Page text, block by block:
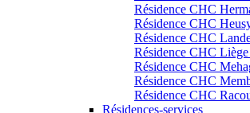
Résidence CHC
Résidence CHC
Résidence CHC
Résidence CHC
Résidence CHC
Résidence CHC
Résidence CHC
Résidences-services